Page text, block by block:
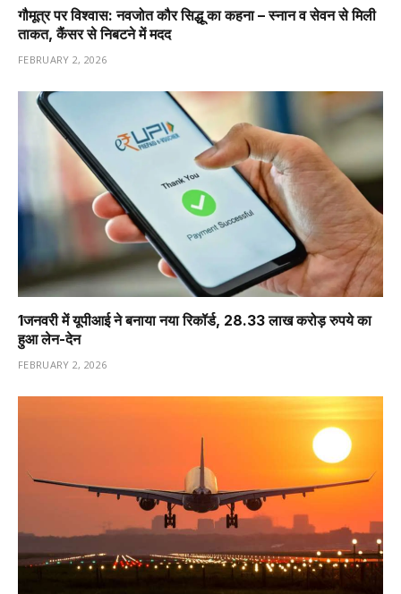
गौमूत्र पर विश्वास: नवजोत कौर सिद्धू का कहना – स्नान व सेवन से मिली
ताकत, कैंसर से निबटने में मदद
FEBRUARY 2, 2026
1️जनवरी में यूपीआई ने बनाया नया रिकॉर्ड, 28.33 लाख करोड़ रुपये का
हुआ लेन-देन
FEBRUARY 2, 2026